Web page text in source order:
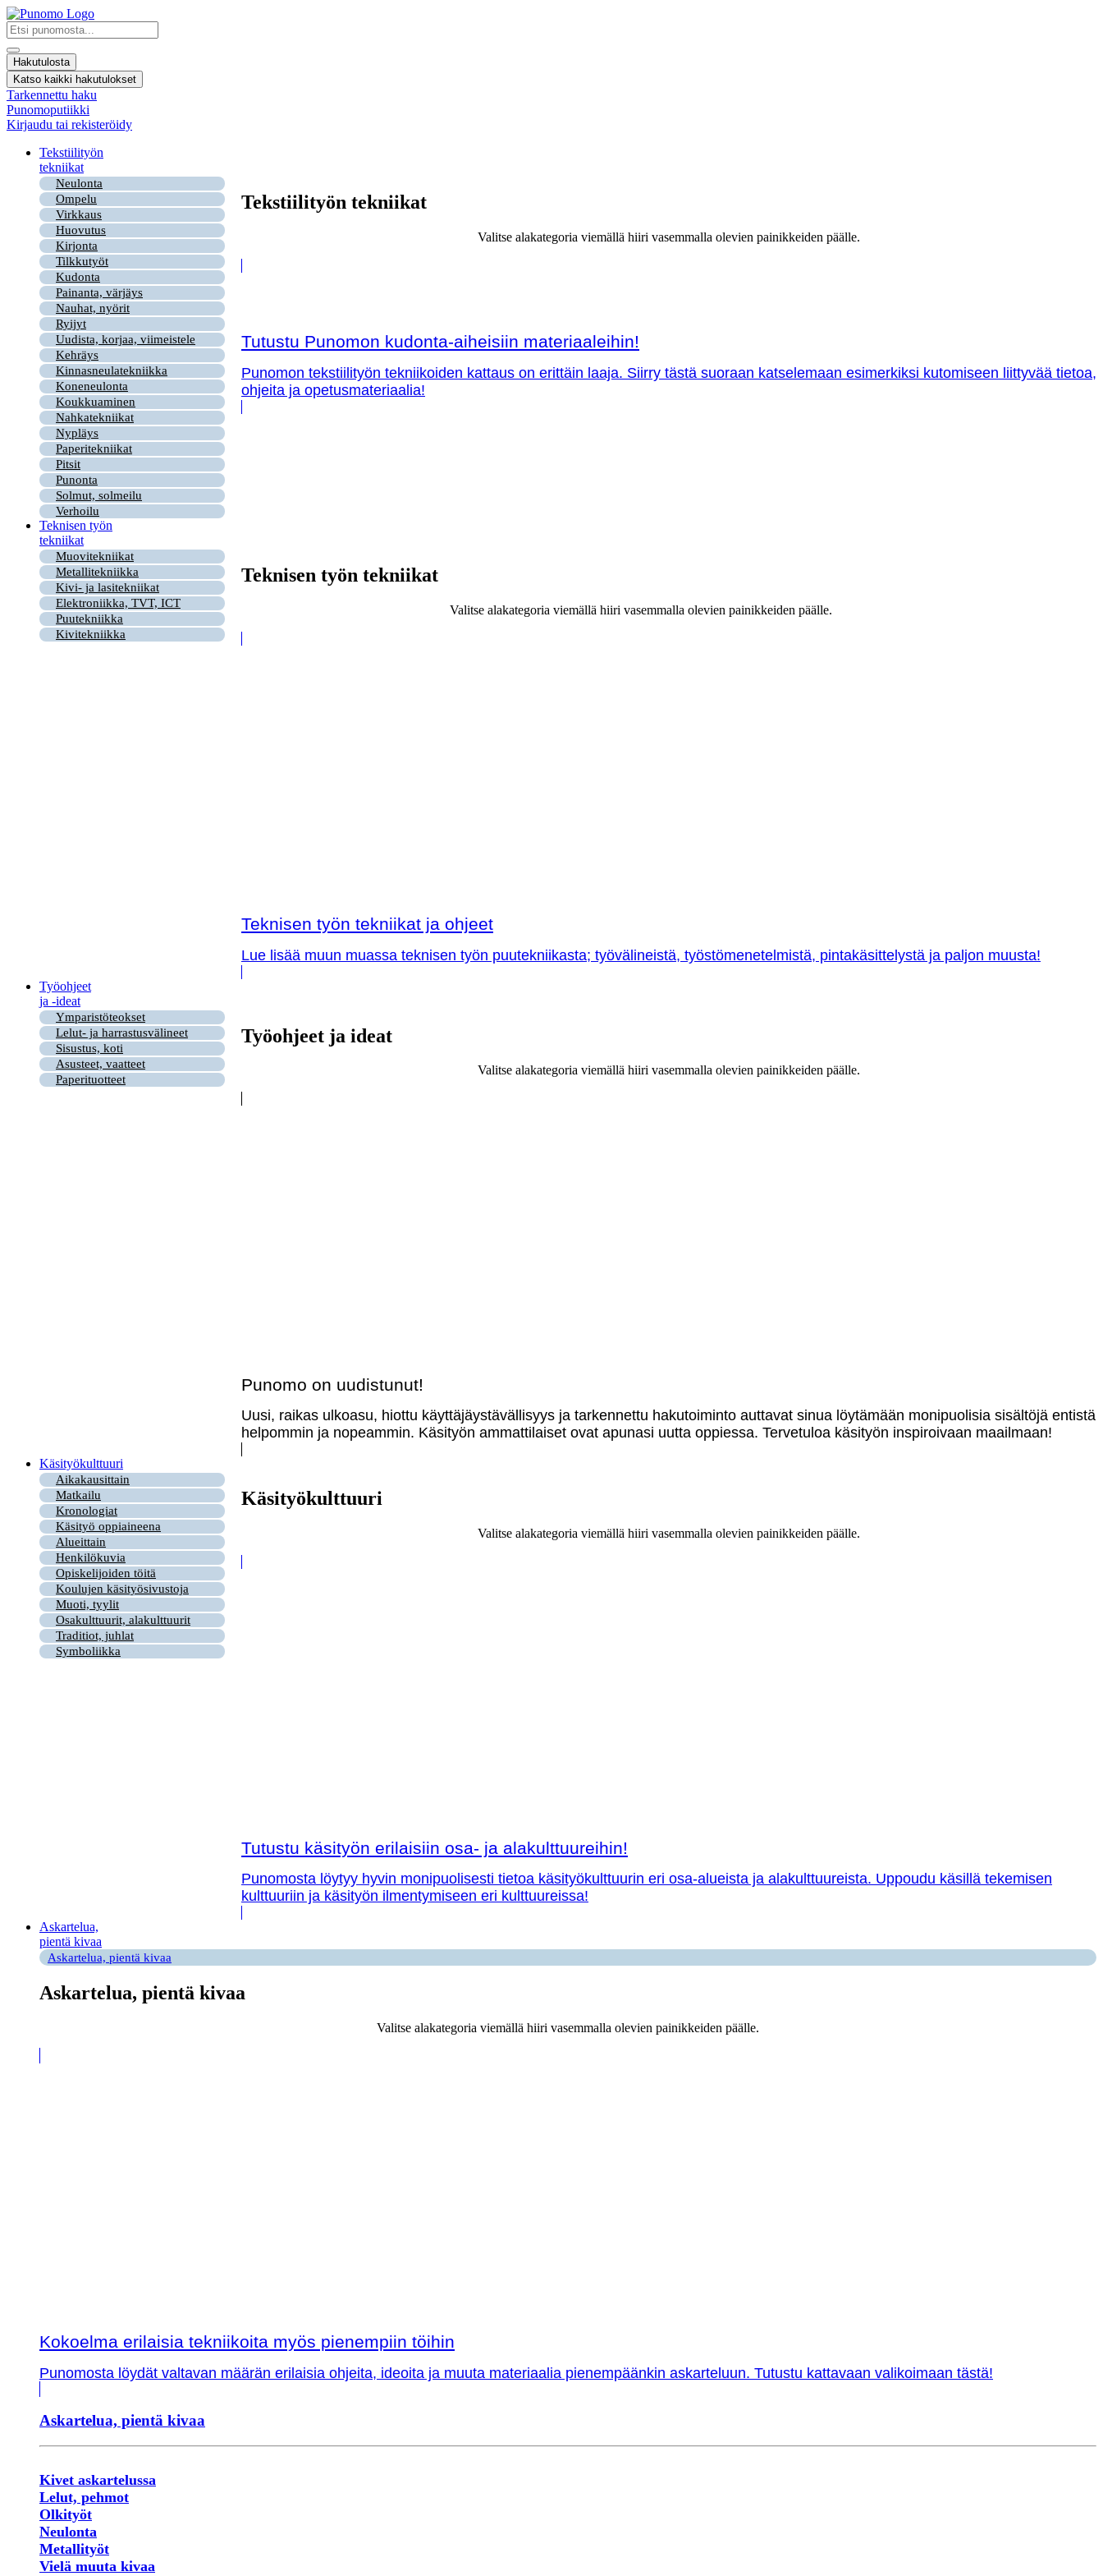
Mene
sisältöön
Search
...
Hakutulosta
Katso kaikki hakutulokset
Tarkennettu haku
Punomoputiikki
Kirjaudu tai rekisteröidy
Tekstiilityön
tekniikat
Neulonta
Ompelu
Virkkaus
Huovutus
Kirjonta
Tilkkutyöt
Kudonta
Painanta, värjäys
Nauhat, nyörit
Ryijyt
Uudista, korjaa, viimeistele
Kehräys
Kinnasneulatekniikka
Koneneulonta
Koukkuaminen
Nahkatekniikat
Nypläys
Paperitekniikat
Pitsit
Punonta
Solmut, solmeilu
Verhoilu
Tekstiilityön tekniikat
Valitse alakategoria viemällä hiiri vasemmalla olevien painikkeiden päälle.
Tutustu Punomon kudonta-aiheisiin materiaaleihin!
Punomon tekstiilityön tekniikoiden kattaus on erittäin laaja. Siirry tästä suoraan katselemaan esimerkiksi kutomiseen liittyvää tietoa,
ohjeita ja opetusmateriaalia!
Teknisen työn
tekniikat
Muovitekniikat
Metallitekniikka
Kivi- ja lasitekniikat
Elektroniikka, TVT, ICT
Puutekniikka
Kivitekniikka
Teknisen työn tekniikat
Valitse alakategoria viemällä hiiri vasemmalla olevien painikkeiden päälle.
Teknisen työn tekniikat ja ohjeet
Lue lisää muun muassa teknisen työn puutekniikasta; työvälineistä, työstömenetelmistä, pintakäsittelystä ja paljon muusta!
Työohjeet
ja -ideat
Ymparistöteokset
Lelut- ja harrastusvälineet
Sisustus, koti
Asusteet, vaatteet
Paperituotteet
Työohjeet ja ideat
Valitse alakategoria viemällä hiiri vasemmalla olevien painikkeiden päälle.
Punomo on uudistunut!
Uusi, raikas ulkoasu, hiottu käyttäjäystävällisyys ja tarkennettu hakutoiminto auttavat sinua löytämään monipuolisia sisältöjä entistä
helpommin ja nopeammin. Käsityön ammattilaiset ovat apunasi uutta oppiessa. Tervetuloa käsityön inspiroivaan maailmaan!
Käsityökulttuuri
Aikakausittain
Matkailu
Kronologiat
Käsityö oppiaineena
Alueittain
Henkilökuvia
Opiskelijoiden töitä
Koulujen käsityösivustoja
Muoti, tyylit
Osakulttuurit, alakulttuurit
Traditiot, juhlat
Symboliikka
Käsityökulttuuri
Valitse alakategoria viemällä hiiri vasemmalla olevien painikkeiden päälle.
Tutustu käsityön erilaisiin osa- ja alakulttuureihin!
Punomosta löytyy hyvin monipuolisesti tietoa käsityökulttuurin eri osa-alueista ja alakulttuureista. Uppoudu käsillä tekemisen
kulttuuriin ja käsityön ilmentymiseen eri kulttuureissa!
Askartelua,
pientä kivaa
Askartelua, pientä kivaa
Askartelua, pientä kivaa
Valitse alakategoria viemällä hiiri vasemmalla olevien painikkeiden päälle.
Kokoelma erilaisia tekniikoita myös pienempiin töihin
Punomosta löydät valtavan määrän erilaisia ohjeita, ideoita ja muuta materiaalia pienempäänkin askarteluun. Tutustu kattavaan valikoimaan tästä!
Askartelua, pientä kivaa
Kivet askartelussa
Lelut, pehmot
Olkityöt
Neulonta
Metallityöt
Vielä muuta kivaa